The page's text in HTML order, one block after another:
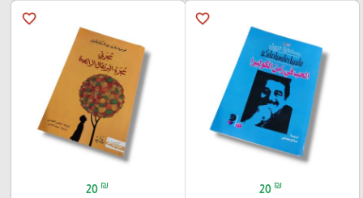
favorite_border
20 ₪
favorite_border
20 ₪